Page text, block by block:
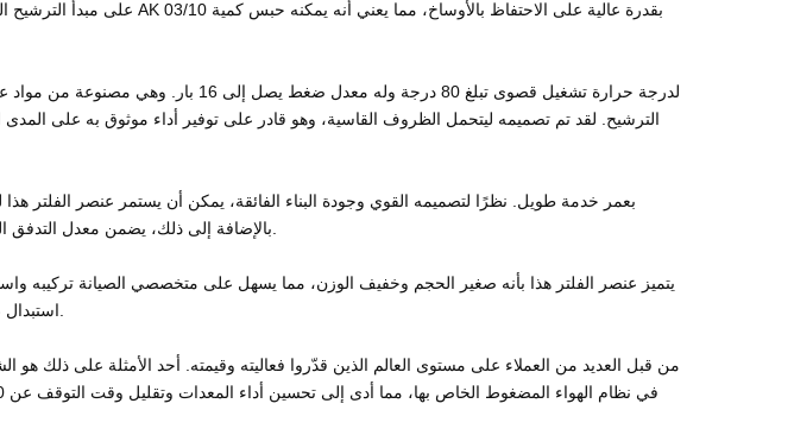
الترشيح. لقد تم تصميمه ليتحمل الظروف القاسية، وهو قادر على توفير أداء موثوق به على